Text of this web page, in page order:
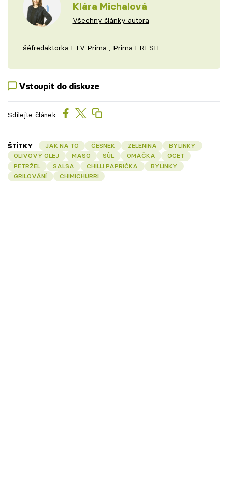
Klára Michalová
Všechny články autora
šéfredaktorka FTV Prima , Prima FRESH
Vstoupit do diskuze
Sdílejte článek
ŠTÍTKY JAK NA TO ČESNEK ZELENINA
BYLINKY
OLIVOVÝ OLEJ
MASO SŮL OMÁČKA
OCET
PETRŽEL
SALSA CHILLI PAPRIČKA
BYLINKY
GRILOVÁNÍ
CHIMICHURRI